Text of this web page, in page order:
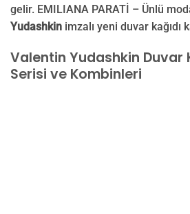
gelir. EMILIANA PARATİ – Ünlü
Yudashkin imzalı yeni duvar kağıdı
Valentin Yudashkin Duvar
Serisi ve Kombinleri